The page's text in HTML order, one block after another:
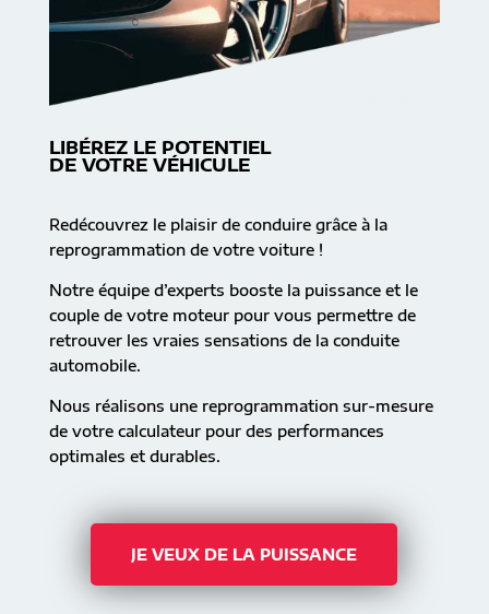
LIBÉREZ LE POTENTIEL
DE VOTRE VÉHICULE
Redécouvrez le plaisir de conduire grâce à la
reprogrammation de votre voiture !
Notre équipe d’experts booste la puissance et le
couple de votre moteur pour vous permettre de
retrouver les vraies sensations de la conduite
automobile.
Nous réalisons une reprogrammation sur-mesure
de votre calculateur pour des performances
optimales et durables.
JE VEUX DE LA PUISSANCE